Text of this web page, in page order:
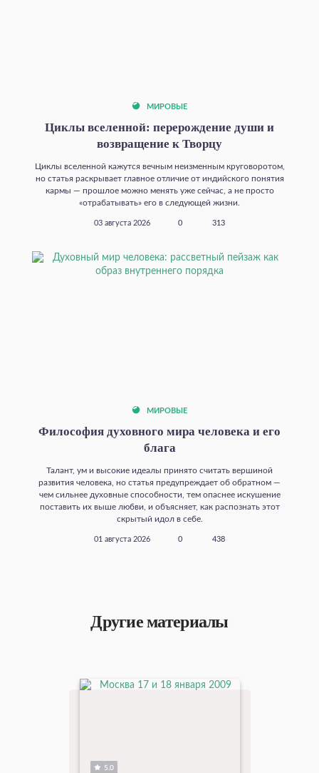
МИРОВЫЕ
Циклы вселенной: перерождение души и
возвращение к Творцу
Циклы вселенной кажутся вечным неизменным круговоротом,
но статья раскрывает главное отличие от индийского понятия
кармы — прошлое можно менять уже сейчас, а не просто
«отрабатывать» его в следующей жизни.
03 августа 2026 0 313
МИРОВЫЕ
Философия духовного мира человека и его
блага
Талант, ум и высокие идеалы принято считать вершиной
развития человека, но статья предупреждает об обратном —
чем сильнее духовные способности, тем опаснее искушение
поставить их выше любви, и объясняет, как распознать этот
скрытый идол в себе.
01 августа 2026 0 438
Другие материалы
5.0